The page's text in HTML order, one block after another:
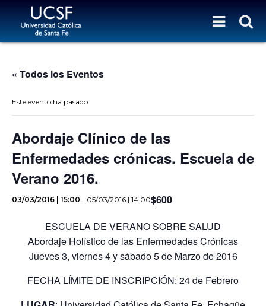
« Todos los Eventos
Este evento ha pasado.
Abordaje Clínico de las
Enfermedades crónicas. Escuela de
Verano 2016.
03/03/2016 | 15:00 - 05/03/2016 | 14:00$600
ESCUELA DE VERANO SOBRE SALUD
Abordaje Holístico de las Enfermedades Crónicas
Jueves 3, viernes 4 y sábado 5 de Marzo de 2016
FECHA LÍMITE DE INSCRIPCIÓN: 24 de Febrero